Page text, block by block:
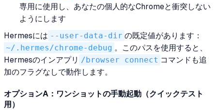
専用に使用し、あなたの個人的なChromeと衝突しない
ようにします
Hermesには --user-data-dir の既定値があります：
~/.hermes/chrome-debug 。このパスを使用すると、
Hermesのインアプリ /browser connect コマンドも追
加のフラグなしで動作します。
オプションA：ワンショットの手動起動（クイックテスト
用）